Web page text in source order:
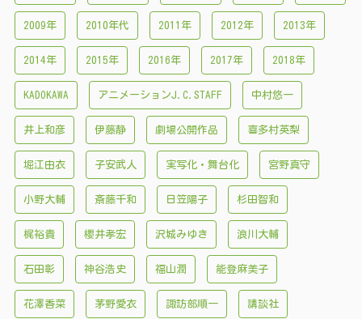
2009年 2010年代 2011年 2012年 2013年
2014年 2015年 2016年 2017年 2018年
KADOKAWA アニメーションJ.C.STAFF 中村悠一
井上和彦 伊藤静 劇場公開作品 喜多村英梨
堀江由衣 子安武人 実写化・舞台化 宮野真守
小野大輔 斎藤千和 日笠陽子 杉田智和
梶裕貴 櫻井孝宏 沢城みゆき 浪川大輔
石田彰 神谷浩史 福山潤 能登麻美子
花澤香菜 茅野愛衣 諏訪部順一 講談社